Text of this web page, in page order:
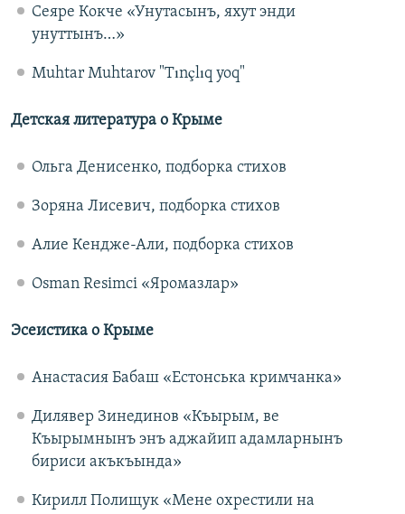
Сеяре Кокче «Унутасынъ, яхут энди
унуттынъ…»
Muhtar Muhtarov "Tınçlıq yoq"
Детская литература о Крыме
Ольга Денисенко, подборка стихов
Зоряна Лисевич, подборка стихов
Алие Кендже-Али, подборка стихов
Osman Resimci «Яромазлар»
Эсеистика о Крыме
Анастасия Бабаш «Естонська кримчанка»
Дилявер Зинединов «Къырым, ве
Къырымнынъ энъ аджайип адамларнынъ
бириси акъкъында»
Кирилл Полищук «Мене охрестили на